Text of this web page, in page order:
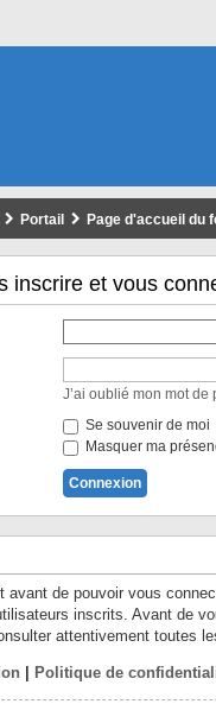
Portail Page d'accueil du
inscrire et vous
J’ai oublié mon mot de
Se souvenir de moi
Masquer ma
avant de pouvoir vous
inscrits. Avant de
attentivement toutes
Politique de